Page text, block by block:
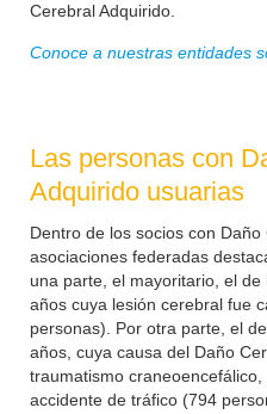
Cerebral Adquirido.
Conoce a nuestras entidades
Las personas con
Adquirido usuarias
Dentro de los socios con
asociaciones federadas
una parte, el mayoritario, el
años cuya lesión cerebral fue
personas). Por otra parte, el
años, cuya causa del Daño
traumatismo
accidente de tráfico (794